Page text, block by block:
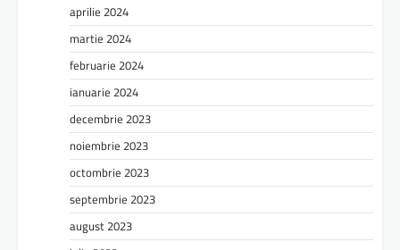
aprilie 2024
martie 2024
februarie 2024
ianuarie 2024
decembrie 2023
noiembrie 2023
octombrie 2023
septembrie 2023
august 2023